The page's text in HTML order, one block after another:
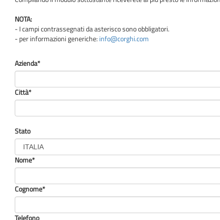
NOTA:
- I campi contrassegnati da asterisco sono obbligatori.
- per informazioni generiche: info@corghi.com
Azienda*
Città*
Stato
Nome*
Cognome*
Telefono